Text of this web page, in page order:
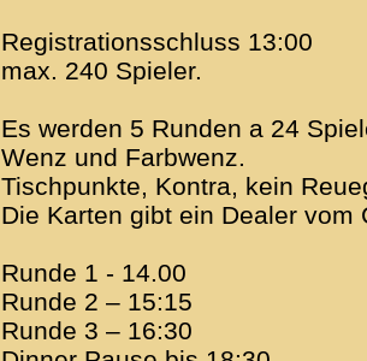
Registrationsschluss 13:00
max. 240 Spieler.
Es werden 5 Runden a 24
Wenz und Farbwenz.
Tischpunkte, Kontra, kein
Die Karten gibt ein Dealer vom
Runde 1 - 14.00
Runde 2 – 15:15
Runde 3 – 16:30